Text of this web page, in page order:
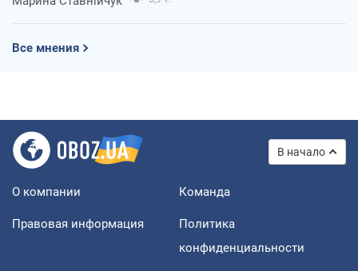
Все мнения
В начало
О компании Команда
Правовая информация
Политика
конфиденциальности